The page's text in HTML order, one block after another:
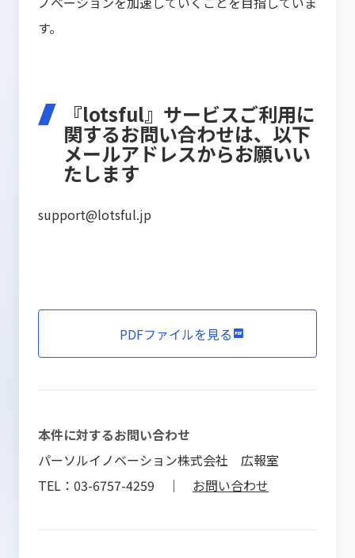
す。
『lotsful』サービスご利用に
関するお問い合わせは、以下
メールアドレスからお願いい
たします
support@lotsful.jp
PDFファイルを見る
本件に対するお問い合わせ
パーソルイノベーション株式会社 広報室
TEL：03-6757-4259 ｜ お問い合わせ